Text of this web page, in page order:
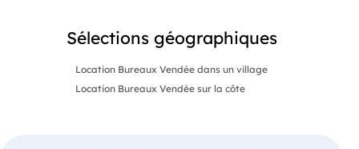
Sélections géographiques
Location Bureaux Vendée dans un village
Location Bureaux Vendée sur la côte